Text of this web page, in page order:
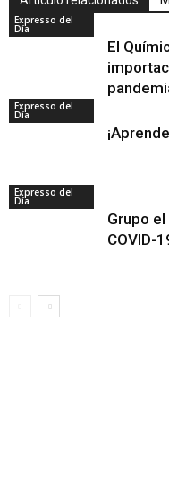
Expresso del
Día
El
Expresso del
Día
Expresso del
Día
Grupo
COVID-